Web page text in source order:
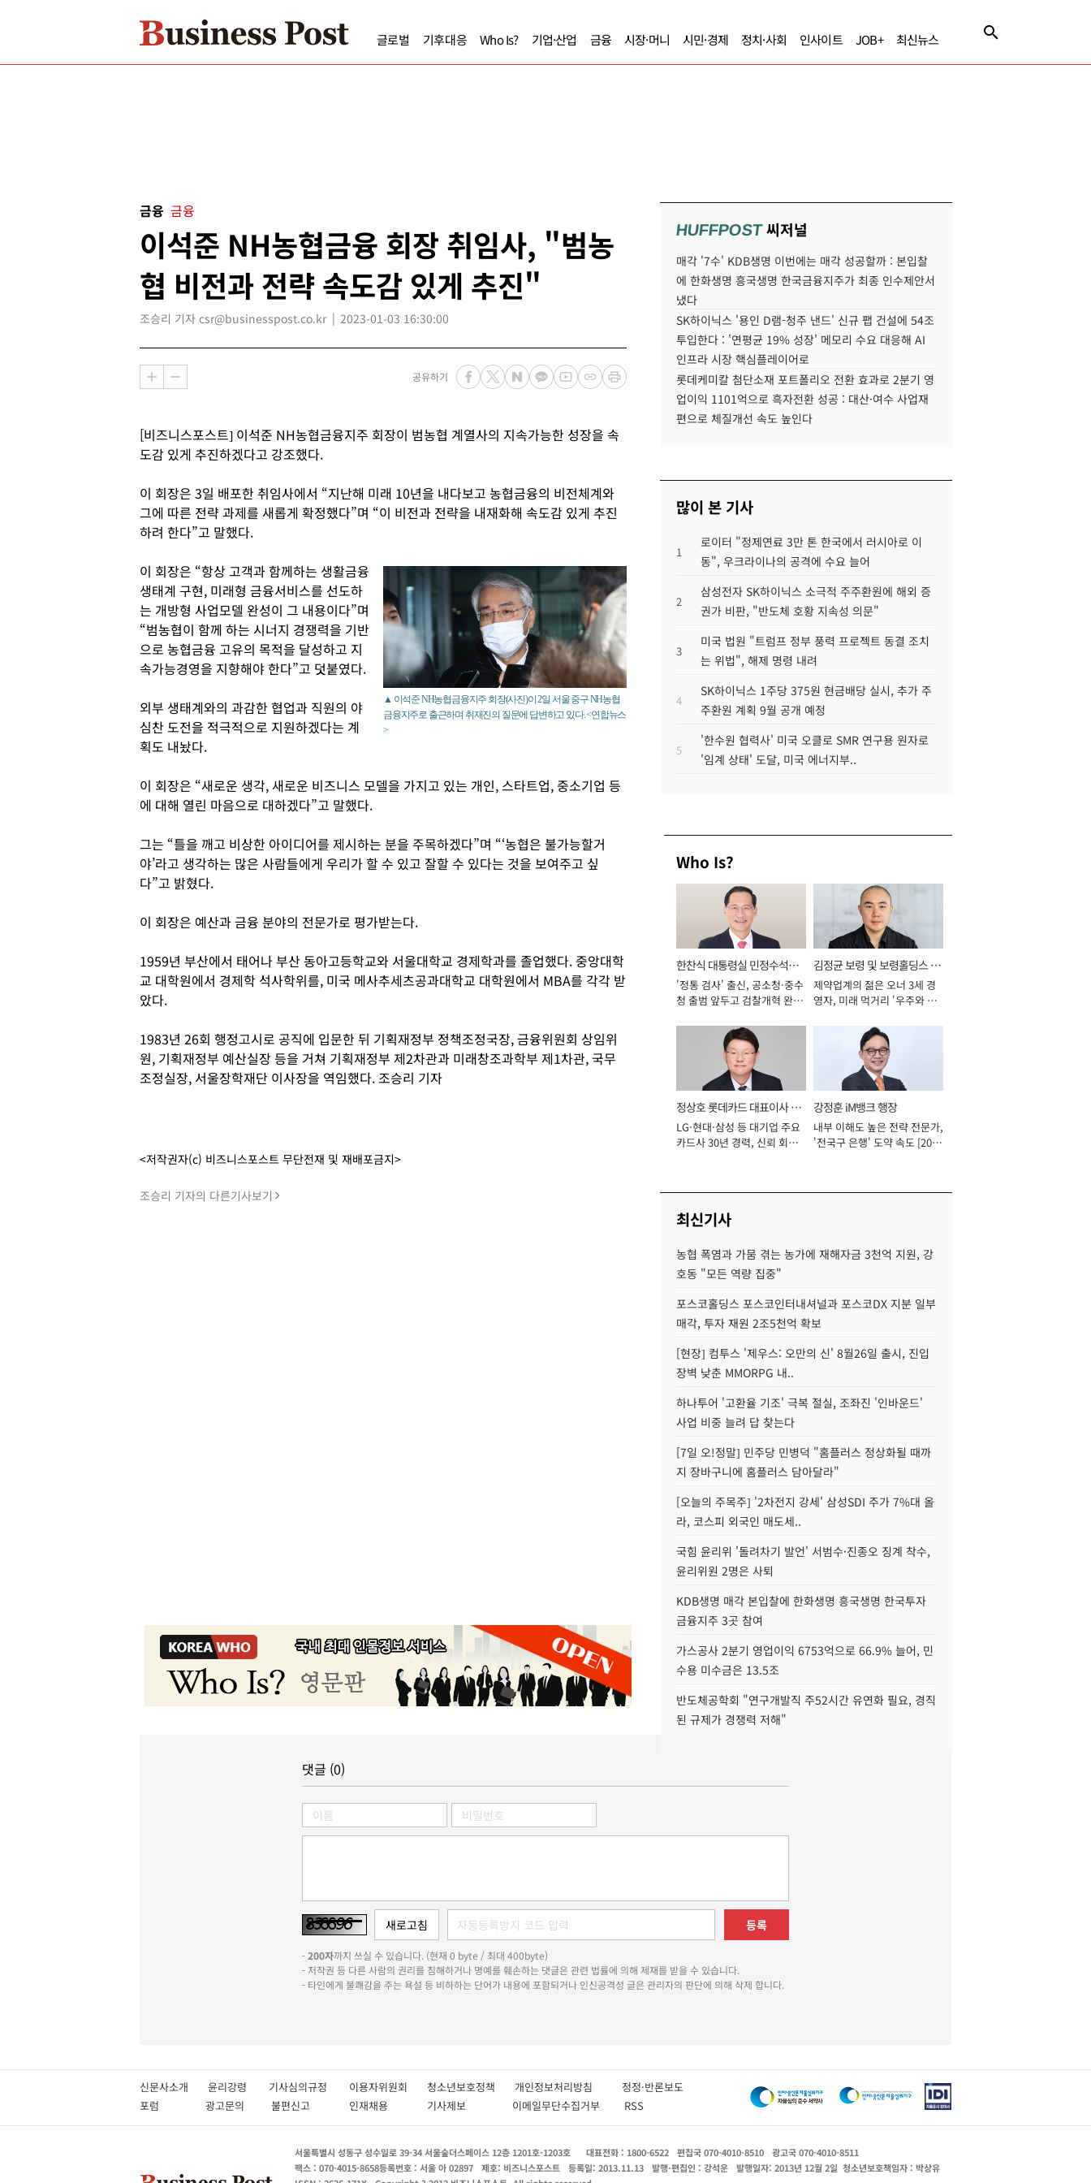
글로벌 기후대응 Who Is? 기업·산업 금융 시장·머니 시민·경제 정치·사회 인사이트 JOB+ 최신뉴스
금융 금융
이석준 NH농협금융 회장 취임사, "범농
협 비전과 전략 속도감 있게 추진"
조승리 기자 csr@businesspost.co.kr 2023-01-03 16:30:00
공유하기
[비즈니스포스트] 이석준 NH농협금융지주 회장이 범농협 계열사의 지속가능한 성장을 속
도감 있게 추진하겠다고 강조했다.
이 회장은 3일 배포한 취임사에서 “지난해 미래 10년을 내다보고 농협금융의 비전체계와
그에 따른 전략 과제를 새롭게 확정했다”며 “이 비전과 전략을 내재화해 속도감 있게 추진
하려 한다”고 말했다.
▲ 이석준 NH농협금융지주 회장(사진)이 2일 서울 중구 NH농협
금융지주로 출근하며 취재진의 질문에 답변하고 있다. <연합뉴스
>
이 회장은 “항상 고객과 함께하는 생활금융
생태계 구현, 미래형 금융서비스를 선도하
는 개방형 사업모델 완성이 그 내용이다”며
“범농협이 함께 하는 시너지 경쟁력을 기반
으로 농협금융 고유의 목적을 달성하고 지
속가능경영을 지향해야 한다”고 덧붙였다.
외부 생태계와의 과감한 협업과 직원의 야
심찬 도전을 적극적으로 지원하겠다는 계
획도 내놨다.
이 회장은 “새로운 생각, 새로운 비즈니스 모델을 가지고 있는 개인, 스타트업, 중소기업 등
에 대해 열린 마음으로 대하겠다”고 말했다.
그는 “틀을 깨고 비상한 아이디어를 제시하는 분을 주목하겠다”며 “‘농협은 불가능할거
야’라고 생각하는 많은 사람들에게 우리가 할 수 있고 잘할 수 있다는 것을 보여주고 싶
다”고 밝혔다.
이 회장은 예산과 금융 분야의 전문가로 평가받는다.
1959년 부산에서 태어나 부산 동아고등학교와 서울대학교 경제학과를 졸업했다. 중앙대학
교 대학원에서 경제학 석사학위를, 미국 메사추세츠공과대학교 대학원에서 MBA를 각각 받
았다.
1983년 26회 행정고시로 공직에 입문한 뒤 기획재정부 정책조정국장, 금융위원회 상임위
원, 기획재정부 예산실장 등을 거쳐 기획재정부 제2차관과 미래창조과학부 제1차관, 국무
조정실장, 서울장학재단 이사장을 역임했다. 조승리 기자
<저작권자(c) 비즈니스포스트 무단전재 및 재배포금지>
조승리 기자의 다른기사보기
HUFFPOST씨저널
매각 '7수' KDB생명 이번에는 매각 성공할까 : 본입찰
에 한화생명 흥국생명 한국금융지주가 최종 인수제안서
냈다
SK하이닉스 '용인 D램-청주 낸드' 신규 팹 건설에 54조
투입한다 : '연평균 19% 성장' 메모리 수요 대응해 AI
인프라 시장 핵심플레이어로
롯데케미칼 첨단소재 포트폴리오 전환 효과로 2분기 영
업이익 1101억으로 흑자전환 성공 : 대산·여수 사업재
편으로 체질개선 속도 높인다
많이 본 기사
1
로이터 "정제연료 3만 톤 한국에서 러시아로 이
동", 우크라이나의 공격에 수요 늘어
2
삼성전자 SK하이닉스 소극적 주주환원에 해외 증
권가 비판, "반도체 호황 지속성 의문"
3
미국 법원 "트럼프 정부 풍력 프로젝트 동결 조치
는 위법", 해제 명령 내려
4
SK하이닉스 1주당 375원 현금배당 실시, 추가 주
주환원 계획 9월 공개 예정
5
'한수원 협력사' 미국 오클로 SMR 연구용 원자로
'임계 상태' 도달, 미국 에너지부..
Who Is?
한찬식 대통령실 민정수석비
서관
'정통 검사' 출신, 공소청·중수
청 출범 앞두고 검찰개혁 완수
김정균 보령 및 보령홀딩스 대
표이사 사장
제약업계의 젊은 오너 3세 경
영자, 미래 먹거리 '우주와 헬
정상호 롯데카드 대표이사 사
장
LG·현대·삼성 등 대기업 주요
카드사 30년 경력, 신뢰 회복
강정훈 iM뱅크 행장
내부 이해도 높은 전략 전문가,
'전국구 은행' 도약 속도 [2026
최신기사
농협 폭염과 가뭄 겪는 농가에 재해자금 3천억 지원, 강
호동 "모든 역량 집중"
포스코홀딩스 포스코인터내셔널과 포스코DX 지분 일부
매각, 투자 재원 2조5천억 확보
[현장] 컴투스 '제우스: 오만의 신' 8월26일 출시, 진입
장벽 낮춘 MMORPG 내..
하나투어 '고환율 기조' 극복 절실, 조좌진 '인바운드'
사업 비중 늘려 답 찾는다
[7일 오!정말] 민주당 민병덕 "홈플러스 정상화될 때까
지 장바구니에 홈플러스 담아달라"
[오늘의 주목주] '2차전지 강세' 삼성SDI 주가 7%대 올
라, 코스피 외국인 매도세..
국힘 윤리위 '돌려차기 발언' 서범수·진종오 징계 착수,
윤리위원 2명은 사퇴
KDB생명 매각 본입찰에 한화생명 흥국생명 한국투자
금융지주 3곳 참여
가스공사 2분기 영업이익 6753억으로 66.9% 늘어, 민
수용 미수금은 13.5조
반도체공학회 "연구개발직 주52시간 유연화 필요, 경직
된 규제가 경쟁력 저해"
댓글 (0)
등록
-200자까지 쓰실 수 있습니다. (현재 0 byte / 최대 400byte)
- 저작권 등 다른 사람의 권리를 침해하거나 명예를 훼손하는 댓글은 관련 법률에 의해 제재를 받을 수 있습니다.
- 타인에게 불쾌감을 주는 욕설 등 비하하는 단어가 내용에 포함되거나 인신공격성 글은 관리자의 판단에 의해 삭제 합니다.
신문사소개 윤리강령 기사심의규정 이용자위원회 청소년보호정책 개인정보처리방침 정정·반론보도
포럼
광고문의 불편신고 인재채용 기사제보 이메일무단수집거부 RSS
서울특별시 성동구 성수일로 39-34 서울숲더스페이스 12층 1201호-1203호 대표전화 : 1800-6522 편집국 070-4010-8510
광고국 070-4010-8511
팩스 : 070-4015-8658등록번호 : 서울 아 02897 제호: 비즈니스포스트 등록일: 2013.11.13 발행·편집인 : 강석운 발행일자: 2013년 12월 2일 청소년보호책임자 : 박상유